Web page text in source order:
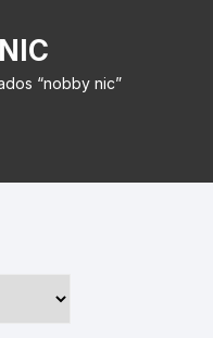
“nobby nic”